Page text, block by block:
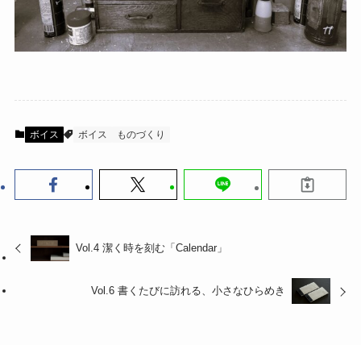
ボイス ボイス ものづくり
Vol.4 潔く時を刻む「Calendar」
Vol.6 書くたびに訪れる、小さなひらめき